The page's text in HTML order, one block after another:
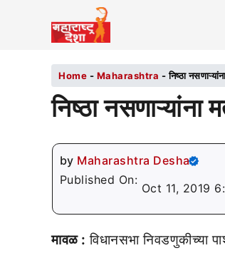
Home - Maharashtra -निष्ठा
निष्ठा नसणाऱ्यांना
by Maharashtra Desha
Published On:
Oct 11, 2019
मावळ : विधानसभा निवडणुकीच्या